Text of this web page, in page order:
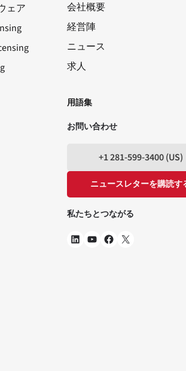
ェア
会社概要
経営陣
ニュース
求人
用語集
お問い合わせ
+1 281-599-3400 (US)
ニュースレターを購読す
私たちとつながる